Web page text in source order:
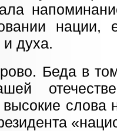
нации,
духа.
Беда в
слова